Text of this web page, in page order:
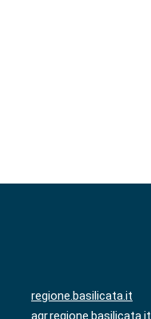
regione.basilicata.it
agr.regione.basilicata.it